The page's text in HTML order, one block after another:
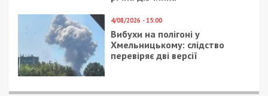
Приєднатися
Читайте також